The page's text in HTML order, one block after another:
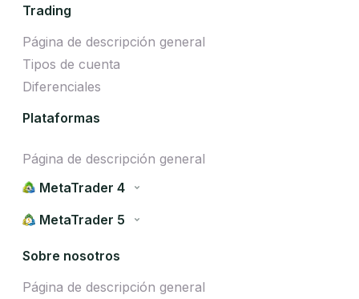
Trading
Página de descripción general
Tipos de cuenta
Diferenciales
Plataformas
Página de descripción general
MetaTrader 4
MetaTrader 5
Sobre nosotros
Página de descripción general